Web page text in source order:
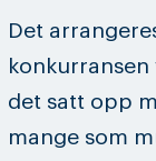
Det
det satt opp
mange som